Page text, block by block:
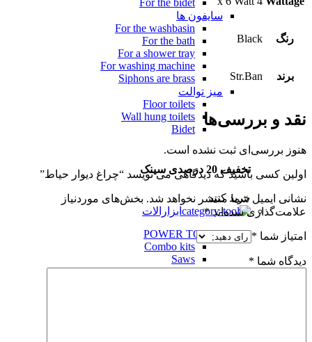
For the bidet
سایفون ها
For the washbasin
For the bath
For a shower tray
For washing machine
Siphons are brass
میز توالت
Floor toilets
Wall hung toilets
Bidet
تخفیف 20 درصدی سینک
خرید کنید
ابزارالات
POWER TOOLS
Combo kits
Saws
Angle grinders
رنگ Black
برند Str.Ban
نقد و بررسی‌ها
هنوز بررسی‌ای ثبت نشده است.
اولین کسی باشید که دیدگاهی می نویسد “چراغ دیوار حیاط”
نشانی ایمیل شما منتشر نخواهد شد. بخش‌های موردنیاز
علامت‌گذاری شده‌اند*
امتیاز شما *
دیدگاه شما *